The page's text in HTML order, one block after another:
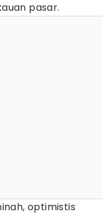
pasar.
optimistis